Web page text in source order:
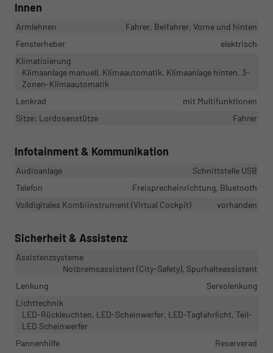
Innen
Armlehnen
Fahrer, Beifahrer, Vorne und hinten
Fensterheber
elektrisch
Klimatisierung
Klimaanlage manuell, Klimaautomatik, Klimaanlage hinten, 3-
Zonen-Klimaautomatik
Lenkrad
mit Multifunktionen
Sitze: Lordosenstütze
Fahrer
Infotainment & Kommunikation
Audioanlage
Schnittstelle USB
Telefon
Freisprecheinrichtung, Bluetooth
Volldigitales Kombiinstrument (Virtual Cockpit)
vorhanden
Sicherheit & Assistenz
Assistenzsysteme
Notbremsassistent (City-Safety), Spurhalteassistent
Lenkung
Servolenkung
Lichttechnik
LED-Rückleuchten, LED-Scheinwerfer, LED-Tagfahrlicht, Teil-
LED Scheinwerfer
Pannenhilfe
Reserverad